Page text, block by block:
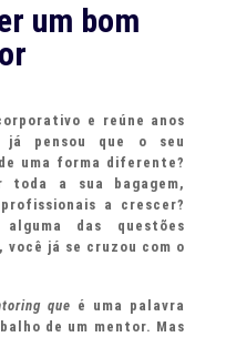
um bom
e reúne anos
já pensou que o seu
uma forma diferente?
toda a sua bagagem,
a crescer?
das questões
já se cruzou com o
que é uma palavra
de um mentor. Mas